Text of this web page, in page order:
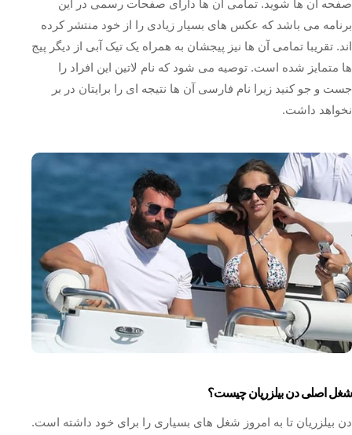
صفحه آن ها شوید. تمامی آن ها دارای صفحات رسمی در این
برنامه می باشد که عکس های بسیار زیادی را از خود منتشر کرده
اند. تقریبا تمامی آن ها نیز پیجشان به همراه یک تیک آبی از دیگر پیج
ها متمایز شده است. توصیه می شود که نام لاتین این افراد را
جست و جو کنید زیرا نام فارسی آن ها نتیجه ای را برایتان در بر
نخواهد داشت.
شغل اصلی دن بیلزریان چیست؟
دن بیلزریان تا به امروز شغل های بسیاری را برای خود داشته است.